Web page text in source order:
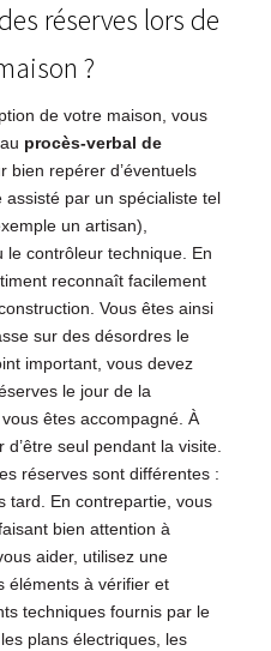
réserves lors de
?
de votre maison, vous
procès-verbal de
bien repérer d’éventuels
assisté par un spécialiste tel
un artisan),
le contrôleur technique. En
reconnaît facilement
Vous êtes ainsi
sur des désordres le
important, vous devez
le jour de la
êtes accompagné. À
d’être seul pendant la visite.
réserves sont différentes :
tard. En contrepartie, vous
bien attention à
aider, utilisez une
éléments à vérifier et
techniques fournis par le
plans électriques, les